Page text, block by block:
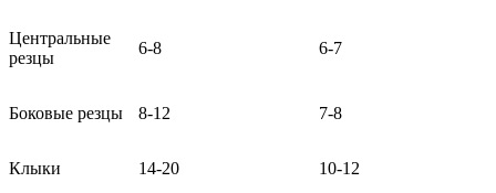
Центральные
резцы
6-8 6-7
Боковые резцы 8-12 7-8
Клыки 14-20 10-12